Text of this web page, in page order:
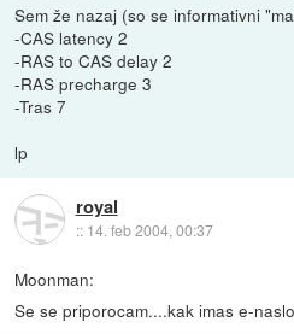
Sem že nazaj (so se informativni
-CAS latency 2
-RAS to CAS delay 2
-RAS precharge 3
-Tras 7
lp
royal
:: 14. feb 2004, 00:37
Moonman:
Se se priporocam....kak imas e-